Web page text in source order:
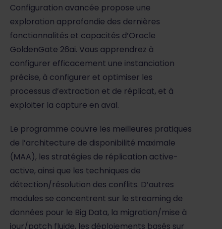
Configuration avancée propose une
exploration approfondie des dernières
fonctionnalités et capacités d’Oracle
GoldenGate 26ai. Vous apprendrez à
configurer efficacement une instanciation
précise, à configurer et optimiser les
processus d’extraction et de réplicat, et à
exploiter la capture en aval.
Le programme couvre les meilleures pratiques
de l’architecture de disponibilité maximale
(MAA), les stratégies de réplication active-
active, ainsi que les techniques de
détection/résolution des conflits. D’autres
modules se concentrent sur le streaming de
données pour le Big Data, la migration/mise à
jour/patch fluide, les déploiements basés sur